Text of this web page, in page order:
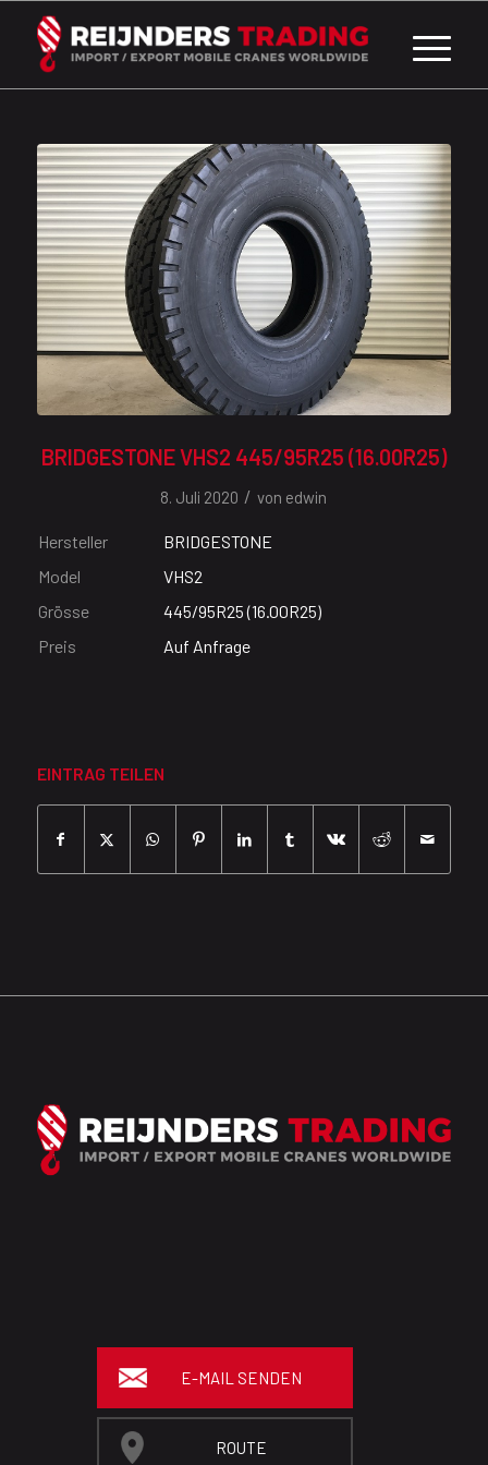
BRIDGESTONE VHS2 445/95R25 (16.00R25)
8. Juli 2020 / von edwin
Hersteller
BRIDGESTONE
Model
VHS2
Grösse
445/95R25 (16.00R25)
Preis
Auf Anfrage
EINTRAG TEILEN
E-MAIL SENDEN
ROUTE